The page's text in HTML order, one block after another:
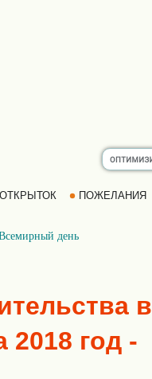
ПОЖЕЛАНИЯ
день
в
2018 год -